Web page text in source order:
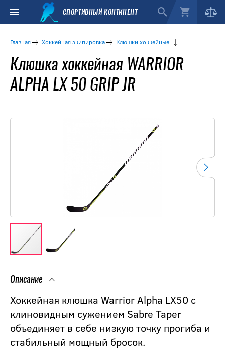
СПОРТИВНЫЙ КОНТИНЕНТ
Главная Хоккейная экипировка Клюшки хоккейные
Клюшка хоккейная WARRIOR
ALPHA LX 50 GRIP JR
Описание
Хоккейная клюшка Warrior Alpha LX50 с
клиновидным сужением Sabre Taper
объединяет в себе низкую точку прогиба и
стабильный мощный бросок.